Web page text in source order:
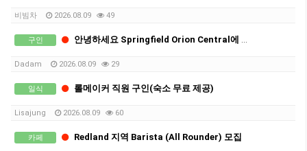
비빔차 2026.08.09 49
구인 안녕하세요 Springfield Orion Central에 위치한 Dadam에서 구인 합니다
Dadam 2026.08.09 29
일식 롤메이커 직원 구인(숙소 무료 제공)
Lisajung 2026.08.09 60
카페 Redland 지역 Barista (All Rounder) 모집